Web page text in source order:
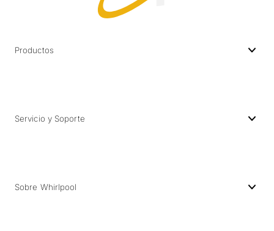
Productos
Servicio y Soporte
Sobre Whirlpool